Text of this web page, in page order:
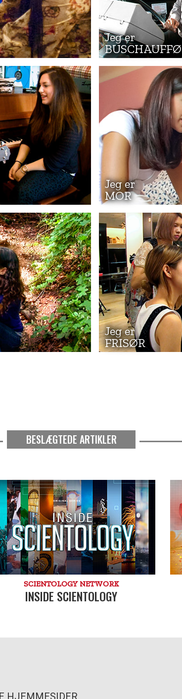
Jeg er
Jeg er
MOR
Jeg er
FRISØR
BESLÆGTEDE ARTIKLER
SCIENTOLOGY NETWORK
INSIDE SCIENTOLOGY
HJEMMESIDER